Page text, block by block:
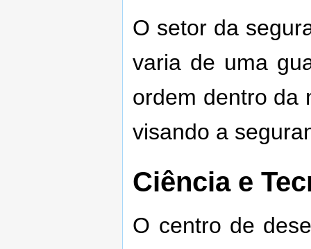
O setor da
varia de uma
ordem dentro da
visando a
Ciência e
O centro de